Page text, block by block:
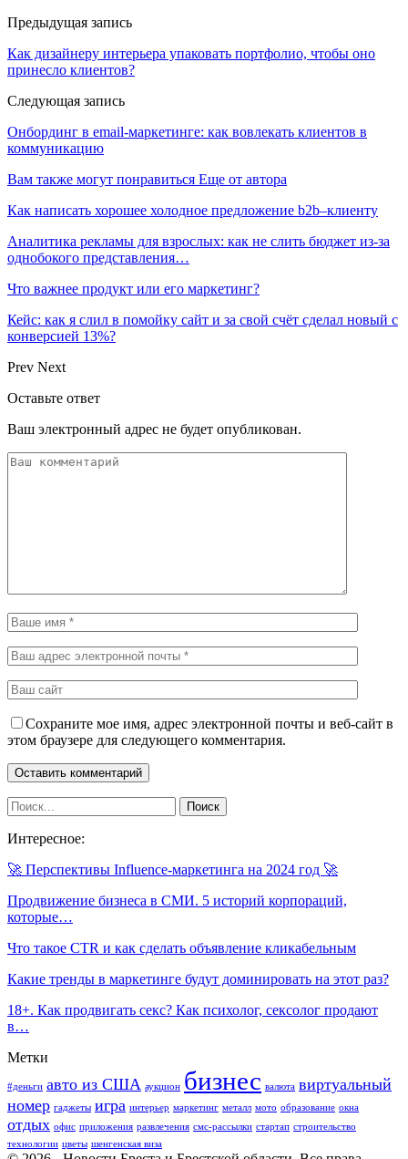
Предыдущая запись
Как дизайнеру интерьера упаковать портфолио, чтобы оно
принесло клиентов?
Следующая запись
Онбординг в email-маркетинге: как вовлекать клиентов в
коммуникацию
Вам также могут понравиться Еще от автора
Как написать хорошее холодное предложение b2b–клиенту
Аналитика рекламы для взрослых: как не слить бюджет из-за
однобокого представления…
Что важнее продукт или его маркетинг?
Кейс: как я слил в помойку сайт и за свой счёт сделал новый с
конверсией 13%?
Prev Next
Оставьте ответ
Ваш электронный адрес не будет опубликован.
Сохраните мое имя, адрес электронной почты и веб-сайт в
этом браузере для следующего комментария.
Интересное:
🚀 Перспективы Influence-маркетинга на 2024 год 🚀
Продвижение бизнеса в СМИ. 5 историй корпораций,
которые…
Что такое CTR и как сделать объявление кликабельным
Какие тренды в маркетинге будут доминировать на этот раз?
18+. Как продвигать секс? Как психолог, сексолог продают
в…
Метки
#деньги авто из США аукцион бизнес валюта виртуальный
номер гаджеты игра интерьер маркетинг металл мото образование окна
отдых офис приложения развлечения смс-рассылки стартап строительство
технологии цветы шенгенская виза